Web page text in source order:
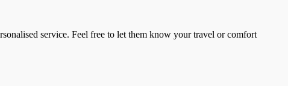
service. Feel free to let them know your travel or comfort